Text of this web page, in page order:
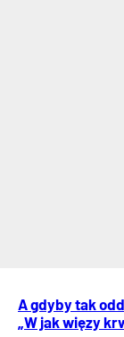
A gdyby tak
„W jak więzy